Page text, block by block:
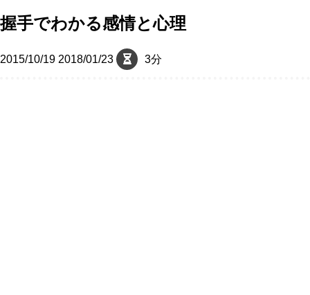
握手でわかる感情と心理
2015/10/19 2018/01/23 3分